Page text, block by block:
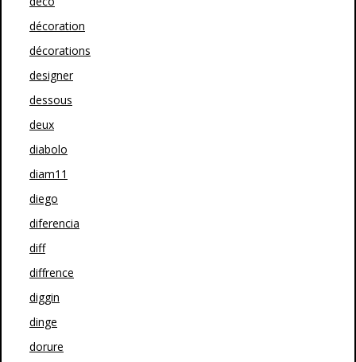
décoration
décorations
designer
dessous
deux
diabolo
diam11
diego
diferencia
diff
diffrence
diggin
dinge
dorure